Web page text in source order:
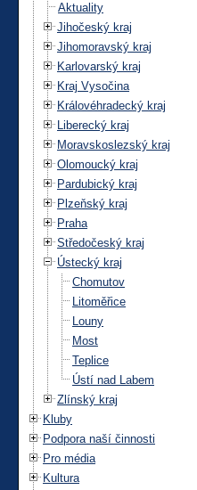
Aktuality
Jihočeský kraj
Jihomoravský kraj
Karlovarský kraj
Kraj Vysočina
Královéhradecký kraj
Liberecký kraj
Moravskoslezský kraj
Olomoucký kraj
Pardubický kraj
Plzeňský kraj
Praha
Středočeský kraj
Ústecký kraj
Chomutov
Litoměřice
Louny
Most
Teplice
Ústí nad Labem
Zlínský kraj
Kluby
Podpora naší činnosti
Pro média
Kultura